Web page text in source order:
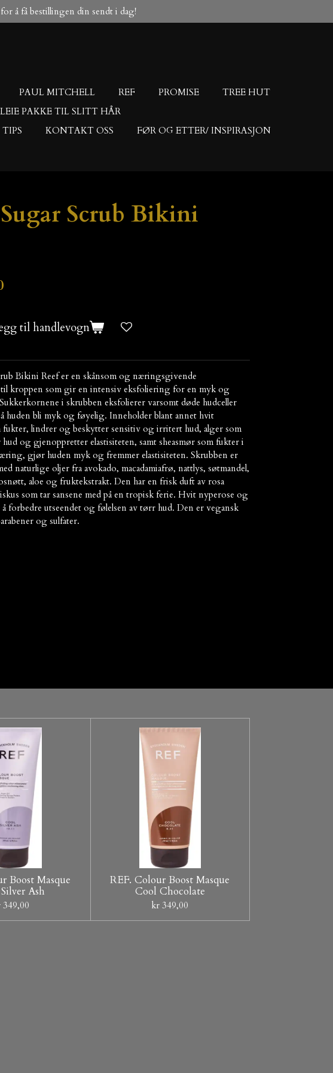
å få bestillingen din sendt i dag!
PAUL MITCHELL REF PROMISE
TREE HUT
PAKKE TIL SLITT HÅR
KONTAKT OSS
FØR OG ETTER/ INSPIRASJON
Sugar Scrub Bikini
til handlevogn
Bikini Reef er en skånsom og næringsgivende
kroppen som gir en intensiv eksfoliering for en myk og
i skrubben eksfolierer varsomt døde hudceller
huden bli myk og føyelig. Inneholder blant annet hvit
fukter, lindrer og beskytter sensitiv og irritert hud, alger som
og gjenoppretter elastisiteten, samt sheasmør som fukter i
gjør huden myk og fremmer elastisiteten. Skrubben er
naturlige oljer fra avokado, macadamiafrø, nattlys, søtmandel,
aloe og fruktekstrakt. Den har en frisk duft av rosa
som tar sansene med på en tropisk ferie. Hvit nyperose og
forbedre utseendet og følelsen av tørr hud. Den er vegansk
og sulfater.
Boost Masque
Ash
349,00
REF. Colour Boost Masque
Cool Chocolate
kr 349,00